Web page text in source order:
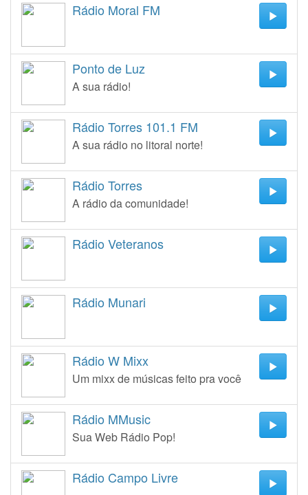
Rádio Moral FM
Ponto de Luz
A sua rádio!
Rádio Torres 101.1 FM
A sua rádio no litoral norte!
Rádio Torres
A rádio da comunidade!
Rádio Veteranos
Rádio Munari
Rádio W Mixx
Um mixx de músicas feito pra você
Rádio MMusic
Sua Web Rádio Pop!
Rádio Campo Livre